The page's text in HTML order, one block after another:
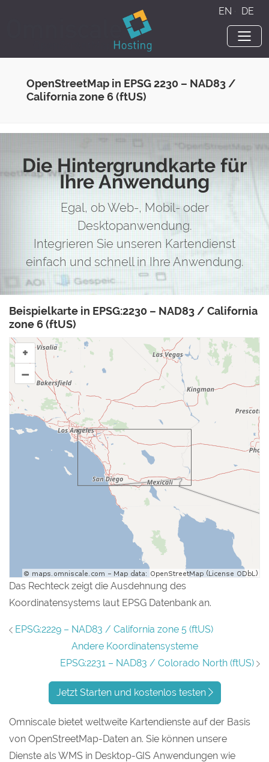
EN · DE
OpenStreetMap in EPSG 2230 – NAD83 /
California zone 6 (ftUS)
Die Hintergrundkarte für
Ihre Anwendung
Egal, ob Web-, Mobil- oder
Desktopanwendung.
Integrieren Sie unseren Kartendienst
einfach und schnell in Ihre Anwendung.
Beispielkarte in EPSG:2230 – NAD83 / California
zone 6 (ftUS)
+
–
Das Rechteck zeigt die Ausdehnung des
Koordinatensystems laut EPSG Datenbank an.
EPSG:2229 – NAD83 / California zone 5 (ftUS)
Andere Koordinatensysteme
EPSG:2231 – NAD83 / Colorado North (ftUS)
Jetzt Starten und kostenlos testen
Omniscale bietet weltweite Kartendienste auf der Basis
von OpenStreetMap-Daten an. Sie können unsere
Dienste als WMS in Desktop-GIS Anwendungen wie